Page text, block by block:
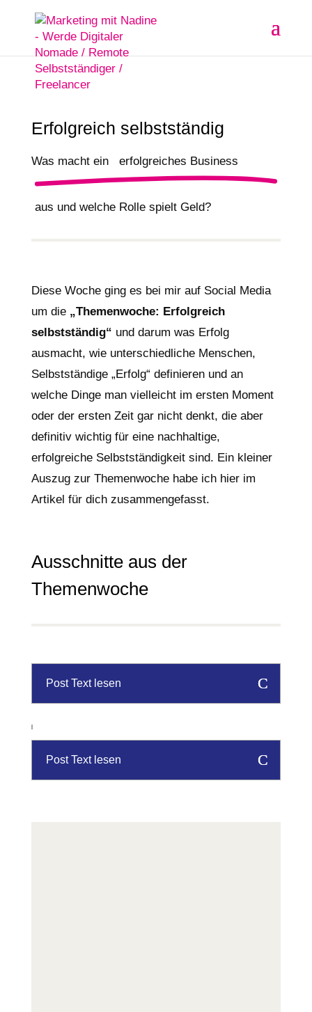
Erfolgreich selbstständig
Was macht ein erfolgreiches Business
aus und welche Rolle spielt Geld?
Diese Woche ging es bei mir auf Social Media
um die „Themenwoche: Erfolgreich
selbstständig“ und darum was Erfolg
ausmacht, wie unterschiedliche Menschen,
Selbstständige „Erfolg“ definieren und an
welche Dinge man vielleicht im ersten Moment
oder der ersten Zeit gar nicht denkt, die aber
definitiv wichtig für eine nachhaltige,
erfolgreiche Selbstständigkeit sind. Ein kleiner
Auszug zur Themenwoche habe ich hier im
Artikel für dich zusammengefasst.
Ausschnitte aus der
Themenwoche
Post Text lesen
Post Text lesen